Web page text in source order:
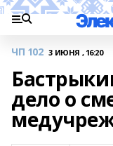
ЧП 102 3 ИЮНЯ , 16:20
дело о